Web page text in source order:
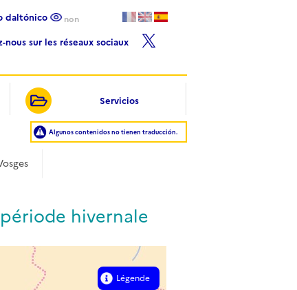
daltónico non
nous sur les réseaux sociaux
Servicios
Algunos contenidos no tienen traducción.
hivernale
Légende